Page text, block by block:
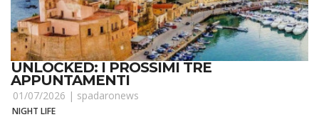
UNLOCKED: I PROSSIMI TRE
APPUNTAMENTI
01/07/2026 | spadaronews
NIGHT LIFE